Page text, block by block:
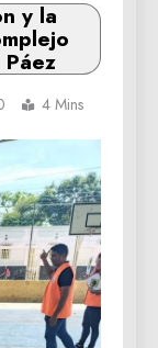
y la
4 Mins